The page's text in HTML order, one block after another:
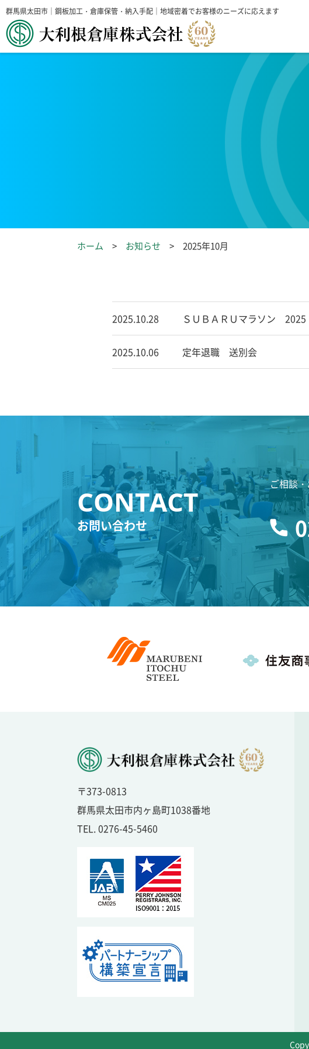
群馬県太田市｜鋼板加工・倉庫保管・納入手配｜地域密着でお客様のニーズに応えます
ホーム お知らせ 2025年10月
2025.10.28 ＳＵＢＡＲＵマラソン 2025
2025.10.06 定年退職 送別会
お問い合わせ
ご相談
〒373-0813
群馬県太田市内ヶ島町1038番地
TEL. 0276-45-5460